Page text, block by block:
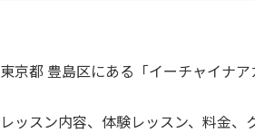
東京都 豊島区にある「イーチャイナ
レッスン内容、体験レッスン、料金